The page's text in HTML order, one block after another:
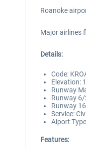
Roanoke
Major airlines
Details:
Code:
Elevation:
Runway
Runway
Runway
Service:
Aiport
Features: